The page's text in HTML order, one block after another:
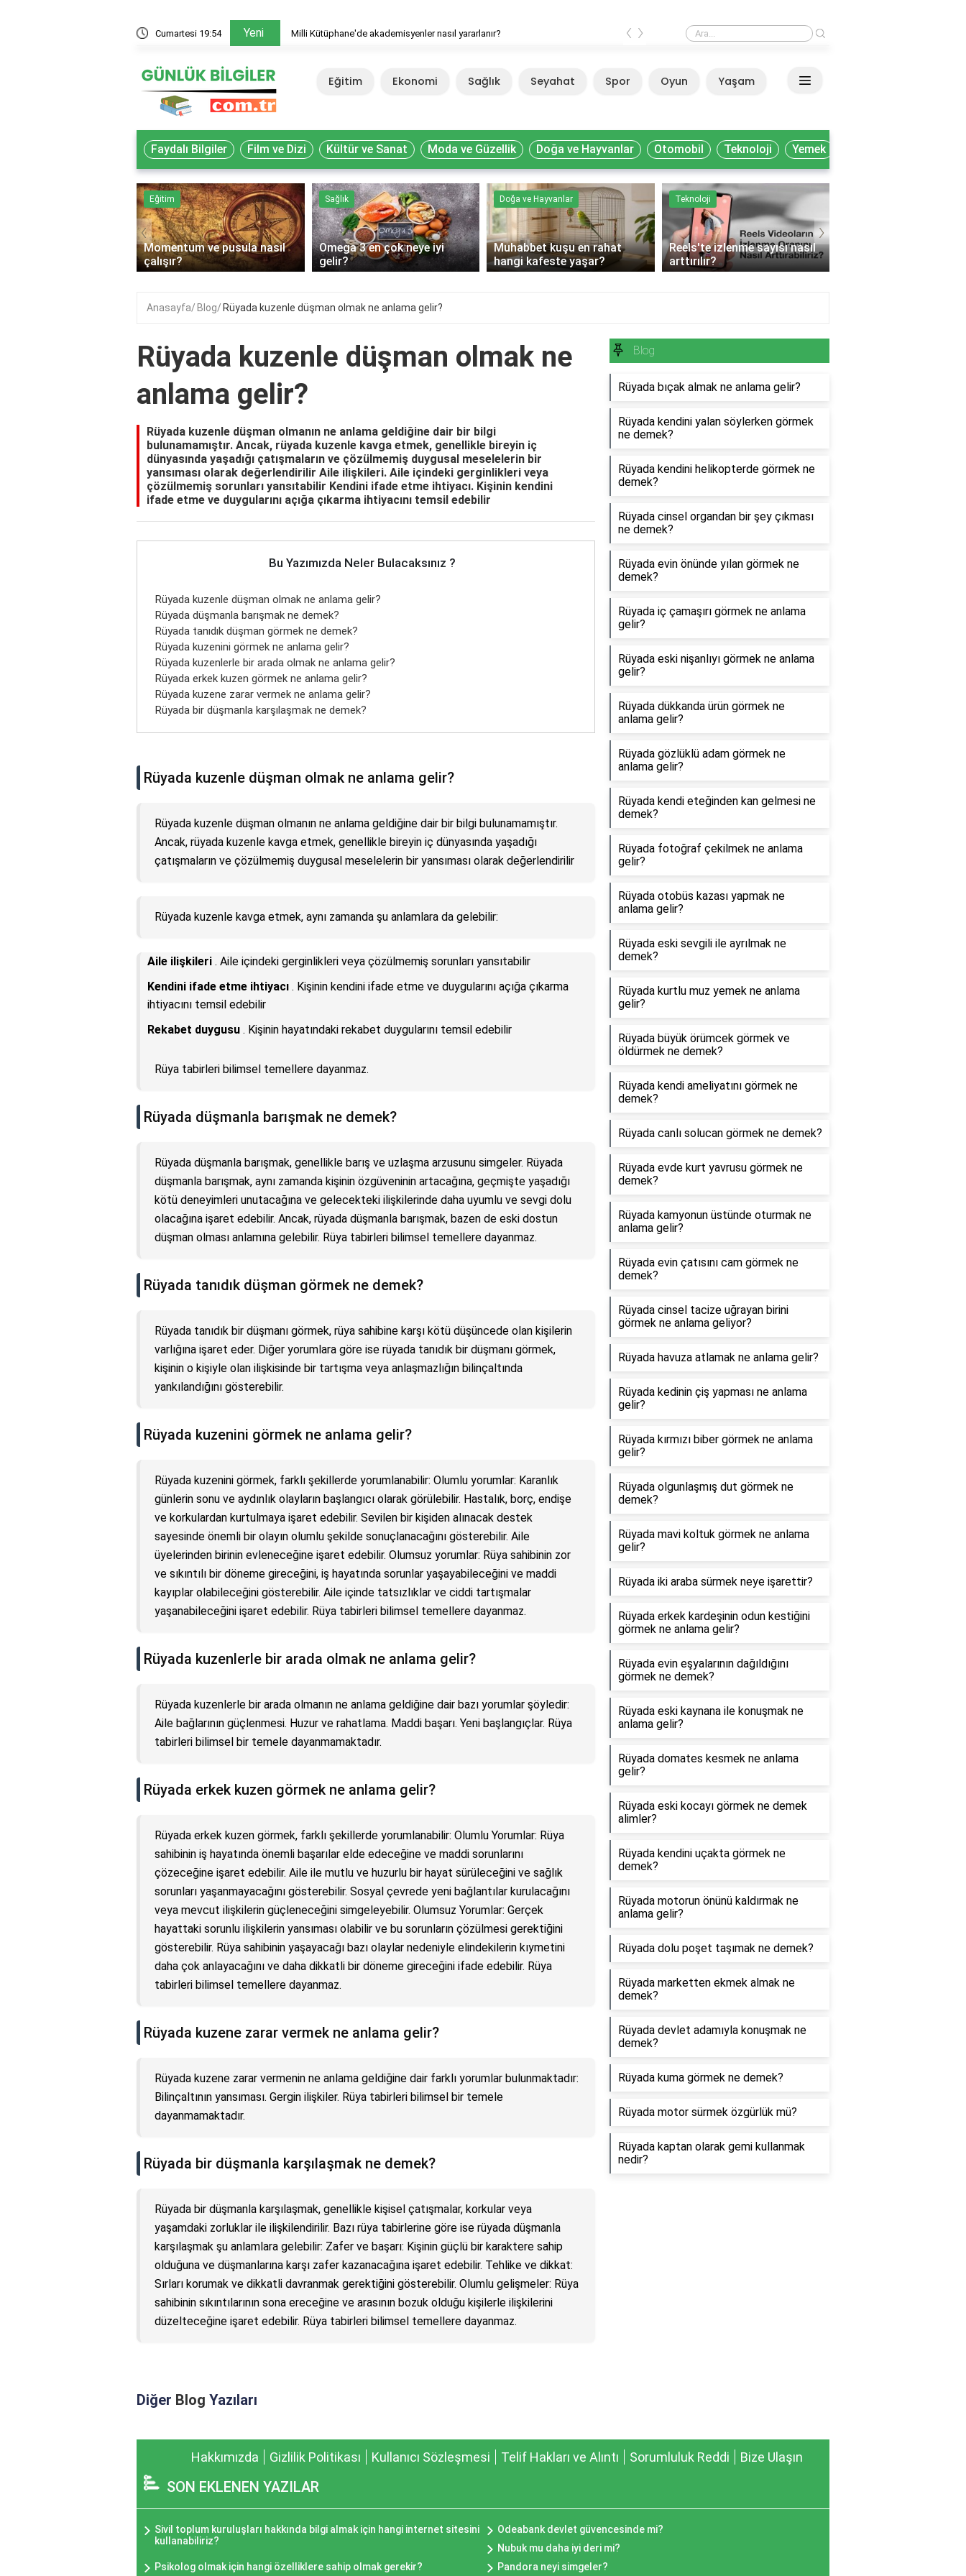
Cumartesi 19:54 Yeni Milli Kütüphane'de akademisyenler nasıl yararlanır? Milli Kütüphane'de akademisyenler nasıl yararlanır?
‹ ›
Eğitim Ekonomi Sağlık Seyahat Spor Oyun Yaşam
Faydalı Bilgiler Film ve Dizi Kültür ve Sanat Moda ve Güzellik Doğa ve Hayvanlar Otomobil Teknoloji Yemek
Eğitim
Momentum ve pusula nasıl
çalışır?
Sağlık
Omega 3 en çok neye iyi
gelir?
Doğa ve Hayvanlar
Muhabbet kuşu en rahat
hangi kafeste yaşar?
Teknoloji
Reels'te izlenme sayısı nasıl
arttırılır?
‹ ›
Anasayfa Blog Rüyada kuzenle düşman olmak ne anlama gelir?
Rüyada kuzenle düşman olmak ne
anlama gelir?
Rüyada kuzenle düşman olmanın ne anlama geldiğine dair bir bilgi
bulunamamıştır. Ancak, rüyada kuzenle kavga etmek, genellikle bireyin iç
dünyasında yaşadığı çatışmaların ve çözülmemiş duygusal meselelerin bir
yansıması olarak değerlendirilir Aile ilişkileri. Aile içindeki gerginlikleri veya
çözülmemiş sorunları yansıtabilir Kendini ifade etme ihtiyacı. Kişinin kendini
ifade etme ve duygularını açığa çıkarma ihtiyacını temsil edebilir
Bu Yazımızda Neler Bulacaksınız ?
Rüyada kuzenle düşman olmak ne anlama gelir?
Rüyada düşmanla barışmak ne demek?
Rüyada tanıdık düşman görmek ne demek?
Rüyada kuzenini görmek ne anlama gelir?
Rüyada kuzenlerle bir arada olmak ne anlama gelir?
Rüyada erkek kuzen görmek ne anlama gelir?
Rüyada kuzene zarar vermek ne anlama gelir?
Rüyada bir düşmanla karşılaşmak ne demek?
Rüyada kuzenle düşman olmak ne anlama gelir?
Rüyada kuzenle düşman olmanın ne anlama geldiğine dair bir bilgi bulunamamıştır.
Ancak, rüyada kuzenle kavga etmek, genellikle bireyin iç dünyasında yaşadığı
çatışmaların ve çözülmemiş duygusal meselelerin bir yansıması olarak değerlendirilir
Rüyada kuzenle kavga etmek, aynı zamanda şu anlamlara da gelebilir:
Aile ilişkileri . Aile içindeki gerginlikleri veya çözülmemiş sorunları yansıtabilir
Kendini ifade etme ihtiyacı . Kişinin kendini ifade etme ve duygularını açığa çıkarma
ihtiyacını temsil edebilir
Rekabet duygusu . Kişinin hayatındaki rekabet duygularını temsil edebilir
Rüya tabirleri bilimsel temellere dayanmaz.
Rüyada düşmanla barışmak ne demek?
Rüyada düşmanla barışmak, genellikle barış ve uzlaşma arzusunu simgeler. Rüyada
düşmanla barışmak, aynı zamanda kişinin özgüveninin artacağına, geçmişte yaşadığı
kötü deneyimleri unutacağına ve gelecekteki ilişkilerinde daha uyumlu ve sevgi dolu
olacağına işaret edebilir. Ancak, rüyada düşmanla barışmak, bazen de eski dostun
düşman olması anlamına gelebilir. Rüya tabirleri bilimsel temellere dayanmaz.
Rüyada tanıdık düşman görmek ne demek?
Rüyada tanıdık bir düşmanı görmek, rüya sahibine karşı kötü düşüncede olan kişilerin
varlığına işaret eder. Diğer yorumlara göre ise rüyada tanıdık bir düşmanı görmek,
kişinin o kişiyle olan ilişkisinde bir tartışma veya anlaşmazlığın bilinçaltında
yankılandığını gösterebilir.
Rüyada kuzenini görmek ne anlama gelir?
Rüyada kuzenini görmek, farklı şekillerde yorumlanabilir: Olumlu yorumlar: Karanlık
günlerin sonu ve aydınlık olayların başlangıcı olarak görülebilir. Hastalık, borç, endişe
ve korkulardan kurtulmaya işaret edebilir. Sevilen bir kişiden alınacak destek
sayesinde önemli bir olayın olumlu şekilde sonuçlanacağını gösterebilir. Aile
üyelerinden birinin evleneceğine işaret edebilir. Olumsuz yorumlar: Rüya sahibinin zor
ve sıkıntılı bir döneme gireceğini, iş hayatında sorunlar yaşayabileceğini ve maddi
kayıplar olabileceğini gösterebilir. Aile içinde tatsızlıklar ve ciddi tartışmalar
yaşanabileceğini işaret edebilir. Rüya tabirleri bilimsel temellere dayanmaz.
Rüyada kuzenlerle bir arada olmak ne anlama gelir?
Rüyada kuzenlerle bir arada olmanın ne anlama geldiğine dair bazı yorumlar şöyledir:
Aile bağlarının güçlenmesi. Huzur ve rahatlama. Maddi başarı. Yeni başlangıçlar. Rüya
tabirleri bilimsel bir temele dayanmamaktadır.
Rüyada erkek kuzen görmek ne anlama gelir?
Rüyada erkek kuzen görmek, farklı şekillerde yorumlanabilir: Olumlu Yorumlar: Rüya
sahibinin iş hayatında önemli başarılar elde edeceğine ve maddi sorunlarını
çözeceğine işaret edebilir. Aile ile mutlu ve huzurlu bir hayat sürüleceğini ve sağlık
sorunları yaşanmayacağını gösterebilir. Sosyal çevrede yeni bağlantılar kurulacağını
veya mevcut ilişkilerin güçleneceğini simgeleyebilir. Olumsuz Yorumlar: Gerçek
hayattaki sorunlu ilişkilerin yansıması olabilir ve bu sorunların çözülmesi gerektiğini
gösterebilir. Rüya sahibinin yaşayacağı bazı olaylar nedeniyle elindekilerin kıymetini
daha çok anlayacağını ve daha dikkatli bir döneme gireceğini ifade edebilir. Rüya
tabirleri bilimsel temellere dayanmaz.
Rüyada kuzene zarar vermek ne anlama gelir?
Rüyada kuzene zarar vermenin ne anlama geldiğine dair farklı yorumlar bulunmaktadır:
Bilinçaltının yansıması. Gergin ilişkiler. Rüya tabirleri bilimsel bir temele
dayanmamaktadır.
Rüyada bir düşmanla karşılaşmak ne demek?
Rüyada bir düşmanla karşılaşmak, genellikle kişisel çatışmalar, korkular veya
yaşamdaki zorluklar ile ilişkilendirilir. Bazı rüya tabirlerine göre ise rüyada düşmanla
karşılaşmak şu anlamlara gelebilir: Zafer ve başarı: Kişinin güçlü bir karaktere sahip
olduğuna ve düşmanlarına karşı zafer kazanacağına işaret edebilir. Tehlike ve dikkat:
Sırları korumak ve dikkatli davranmak gerektiğini gösterebilir. Olumlu gelişmeler: Rüya
sahibinin sıkıntılarının sona ereceğine ve arasının bozuk olduğu kişilerle ilişkilerini
düzelteceğine işaret edebilir. Rüya tabirleri bilimsel temellere dayanmaz.
Diğer Blog Yazıları
Blog
Rüyada bıçak almak ne anlama gelir?
Rüyada kendini yalan söylerken görmek
ne demek?
Rüyada kendini helikopterde görmek ne
demek?
Rüyada cinsel organdan bir şey çıkması
ne demek?
Rüyada evin önünde yılan görmek ne
demek?
Rüyada iç çamaşırı görmek ne anlama
gelir?
Rüyada eski nişanlıyı görmek ne anlama
gelir?
Rüyada dükkanda ürün görmek ne
anlama gelir?
Rüyada gözlüklü adam görmek ne
anlama gelir?
Rüyada kendi eteğinden kan gelmesi ne
demek?
Rüyada fotoğraf çekilmek ne anlama
gelir?
Rüyada otobüs kazası yapmak ne
anlama gelir?
Rüyada eski sevgili ile ayrılmak ne
demek?
Rüyada kurtlu muz yemek ne anlama
gelir?
Rüyada büyük örümcek görmek ve
öldürmek ne demek?
Rüyada kendi ameliyatını görmek ne
demek?
Rüyada canlı solucan görmek ne demek?
Rüyada evde kurt yavrusu görmek ne
demek?
Rüyada kamyonun üstünde oturmak ne
anlama gelir?
Rüyada evin çatısını cam görmek ne
demek?
Rüyada cinsel tacize uğrayan birini
görmek ne anlama geliyor?
Rüyada havuza atlamak ne anlama gelir?
Rüyada kedinin çiş yapması ne anlama
gelir?
Rüyada kırmızı biber görmek ne anlama
gelir?
Rüyada olgunlaşmış dut görmek ne
demek?
Rüyada mavi koltuk görmek ne anlama
gelir?
Rüyada iki araba sürmek neye işarettir?
Rüyada erkek kardeşinin odun kestiğini
görmek ne anlama gelir?
Rüyada evin eşyalarının dağıldığını
görmek ne demek?
Rüyada eski kaynana ile konuşmak ne
anlama gelir?
Rüyada domates kesmek ne anlama
gelir?
Rüyada eski kocayı görmek ne demek
alimler?
Rüyada kendini uçakta görmek ne
demek?
Rüyada motorun önünü kaldırmak ne
anlama gelir?
Rüyada dolu poşet taşımak ne demek?
Rüyada marketten ekmek almak ne
demek?
Rüyada devlet adamıyla konuşmak ne
demek?
Rüyada kuma görmek ne demek?
Rüyada motor sürmek özgürlük mü?
Rüyada kaptan olarak gemi kullanmak
nedir?
Hakkımızda Gizlilik Politikası Kullanıcı Sözleşmesi Telif Hakları ve Alıntı Sorumluluk Reddi Bize Ulaşın
SON EKLENEN YAZILAR
Sivil toplum kuruluşları hakkında bilgi almak için hangi internet sitesini
kullanabiliriz?
Odeabank devlet güvencesinde mi?
Nubuk mu daha iyi deri mi?
Psikolog olmak için hangi özelliklere sahip olmak gerekir?
Pandora neyi simgeler?